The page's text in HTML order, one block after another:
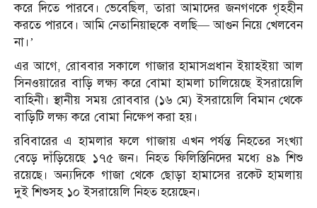
করে দিতে পারবে। ভেবেছিল, তারা আমাদের জনগণকে গৃহহীন
করতে পারবে। আমি নেতানিয়াহুকে বলছি— আগুন নিয়ে খেলবেন
না।’
এর আগে, রোববার সকালে গাজার হামাসপ্রধান ইয়াহইয়া আল
সিনওয়ারের বাড়ি লক্ষ্য করে বোমা হামলা চালিয়েছে ইসরায়েলি
বাহিনী। স্থানীয় সময় রোববার (১৬ মে) ইসরায়েলি বিমান থেকে
বাড়িটি লক্ষ্য করে বোমা নিক্ষেপ করা হয়।
রবিবারের এ হামলার ফলে গাজায় এখন পর্যন্ত নিহতের সংখ্যা
বেড়ে দাঁড়িয়েছে ১৭৫ জন। নিহত ফিলিস্তিনিদের মধ্যে ৪৯ শিশু
রয়েছে। অন্যদিকে গাজা থেকে ছোড়া হামাসের রকেট হামলায়
দুই শিশুসহ ১০ ইসরায়েলি নিহত হয়েছেন।